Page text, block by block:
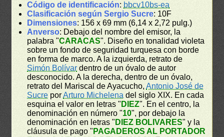
Código de identificación: bbcv10bs-ea
Clasificación según Sergio Sucre: 10F
Dimensiones: 156 x 69 mm (6,14 x 2,72 pulg.)
Anverso: Debajo del nombre del emisor, la
palabra "CARACAS". Diseño en tonalidad violeta
sobre un fondo de seguridad turquesa con borde
en forma de marco. A la izquierda, retrato de
Simón Bolívar dentro de un óvalo de autor
desconocido. A la derecha, dentro de un óvalo,
retrato del Mariscal de Ayacucho,Antonio José de
Sucre porArturo Michelena del siglo XIX. En cada
esquina el valor en letras " DIEZ". En el centro, la
denominación en número "10", por debajo la
denominación en letras " DIEZ BOLIVARES" y la
cláusula de pago " PAGADEROS AL PORTADOR